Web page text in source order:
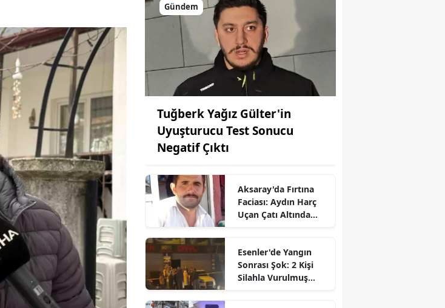
Gündem
Tuğberk Yağız Gülter'in
Uyuşturucu Test Sonucu
Negatif Çıktı
Aksaray'da Fırtına
Faciası: Aydın Harç
Uçan Çatı Altında
Esenler'de Yangın
Sonrası Şok: 2 Kişi
Silahla Vurulmuş